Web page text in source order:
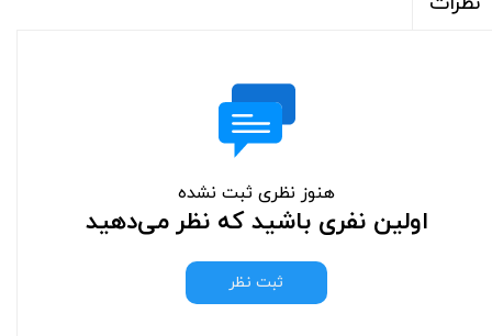
هنوز نظری ثبت نشده
اولین نفری باشید که نظر می‌دهید
ثبت نظر